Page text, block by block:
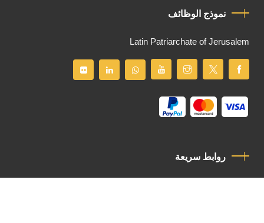
نموذج الوظائف
Latin Patriarchate of Jerusalem
روابط سريعة